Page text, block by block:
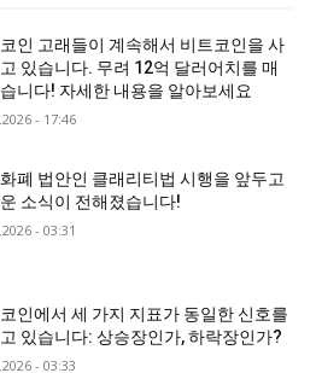
인 고래들이 계속해서 비트코인을 사
있습니다. 무려 12억 달러어치를 매
니다! 자세한 내용을 알아보세요
- 17:46
폐 법안인 클래리티법 시행을 앞두고
소식이 전해졌습니다!
- 03:31
인에서 세 가지 지표가 동일한 신호를
있습니다: 상승장인가, 하락장인가?
- 03:33